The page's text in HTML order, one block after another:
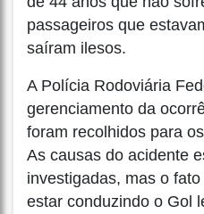
passageiros que
saíram ilesos.
A Polícia Rodoviária
gerenciamento da
foram recolhidos para
As causas do acidente
investigadas, mas o
estar conduzindo o Gol